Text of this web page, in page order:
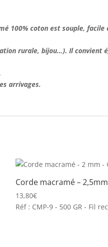
100% coton est souple, facile
rurale, bijou…). Il convient
arrivages.
Corde macramé –
13,80€
Réf : CMP-9 - 500 GR - Fil